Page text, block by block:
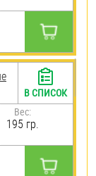
Вес:
195 гр.
В СПИСОК